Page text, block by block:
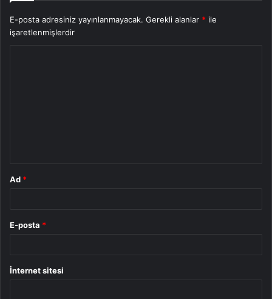
E-posta adresiniz yayınlanmayacak. Gerekli alanlar * ile
işaretlenmişlerdir
Ad *
E-posta *
İnternet sitesi